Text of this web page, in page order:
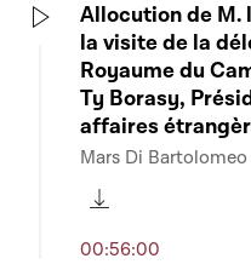
Allocution de M.
la visite de la
Royaume du
Ty Borasy,
affaires
Mars Di Bartolomeo
00:56:00